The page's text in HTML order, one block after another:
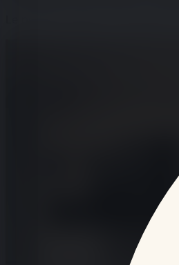
Le premier rendez-vous public